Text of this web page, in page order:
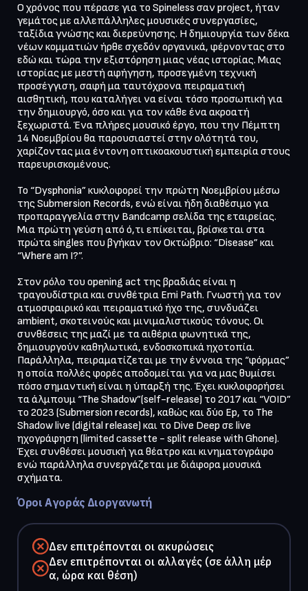
Ο χρόνος που πέρασε για το Spineless σαν project, ήταν
γεμάτος με αλλεπάλληλες μουσικές συνεργασίες,
ταξίδια γνώσης και διερεύνησης. Η δημιουργία των δέκα
νέων κομματιών ήρθε σχεδόν οργανικά, φέρνοντας στο
εδώ και τώρα την εξιστόρηση μιας νέας ιστορίας. Μιας
ιστορίας με μεστή αφήγηση, προσεγμένη τεχνική
προσέγγιση, σαφή μα ταυτόχρονα πειραματική
αισθητική, που καταλήγει να είναι τόσο προσωπική για
την δημιουργό, όσο και για τον κάθε ένα ακροατή
ξεχωριστά. Ένα πλήρες μουσικό έργο, που την Πέμπτη
14 Νοεμβρίου θα παρουσιαστεί στην ολότητά του,
χαρίζοντας μια έντονη οπτικοακουστική εμπειρία στους
παρευρισκομένους.
Το “Dysphonia” κυκλοφορεί την πρώτη Νοεμβρίου μέσω
της Submersion Records, ενώ είναι ήδη διαθέσιμο για
προπαραγγελία στην Bandcamp σελίδα της εταιρείας.
Μια πρώτη γεύση από ό,τι επίκειται, βρίσκεται στα
πρώτα singles που βγήκαν τον Οκτώβριο: “Disease” και
“Where am I?”.
Στον ρόλο του opening act της βραδιάς είναι η
τραγουδίστρια και συνθέτρια Emi Path. Γνωστή για τον
ατμοσφαιρικό και πειραματικό ήχο της, συνδυάζει
ambient, σκοτεινούς και μινιμαλιστικούς τόνους. Οι
συνθέσεις της μαζί με τα αιθέρια φωνητικά της,
δημιουργούν καθηλωτικά, ενδοσκοπικά ηχοτοπία.
Παράλληλα, πειραματίζεται με την έννοια της “φόρμας”
η οποία πολλές φορές αποδομείται για να μας θυμίσει
πόσο σημαντική είναι η ύπαρξή της. Έχει κυκλοφορήσει
τα άλμπουμ “The Shadow”(self-release) το 2017 και “VOID”
το 2023 (Submersion records), καθώς και δύο Ep, το The
Shadow live (digital release) και το Dive Deep σε live
ηχογράφηση (limited cassette - split release with Ghone).
Έχει συνθέσει μουσική για θέατρο και κινηματογράφο
ενώ παράλληλα συνεργάζεται με διάφορα μουσικά
σχήματα.
Όροι Αγοράς Διοργανωτή
Δεν επιτρέπονται οι ακυρώσεις
Δεν επιτρέπονται οι αλλαγές (σε άλλη μέρ
α, ώρα και θέση)